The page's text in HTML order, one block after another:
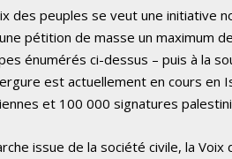
des peuples se veut une initiative
pétition de masse un maximum
énumérés ci-dessus – puis à la
est actuellement en cours
et 100 000 signatures
issue de la société civile, la